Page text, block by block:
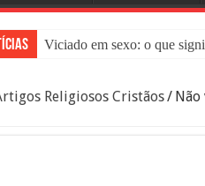
Viciado em sexo: o que
Filme Sagrado Coração –
Religiosos Cristãos/ Não